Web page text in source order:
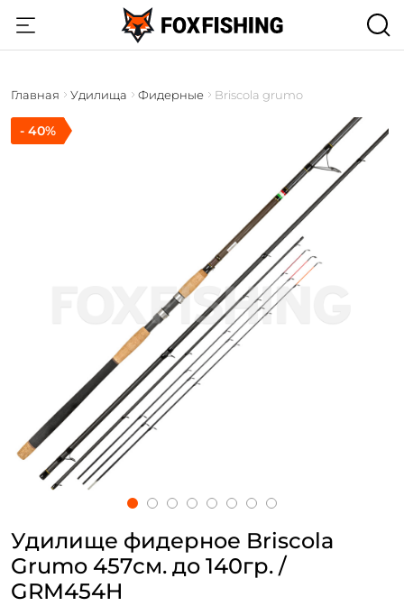
Главная Удилища Фидерные Briscola grumo
Удилище фидерное Briscola
Grumo 457см. до 140гр. /
GRM454H
- 40%